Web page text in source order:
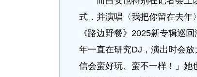
式，并演唱〈我把你留在去年
《路边野餐》2025新专辑巡
年一直在研究DJ，演出时会
信会蛮好玩、蛮不一样！」她